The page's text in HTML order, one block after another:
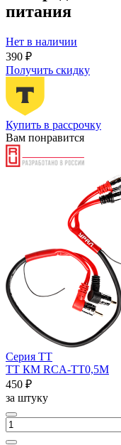
питания
Нет в наличии
390 ₽
Получить скидку
Купить в рассрочку
Вам понравится
Серия ТТ
ТТ КМ RCA-ТТ0,5М
450 ₽
за штуку